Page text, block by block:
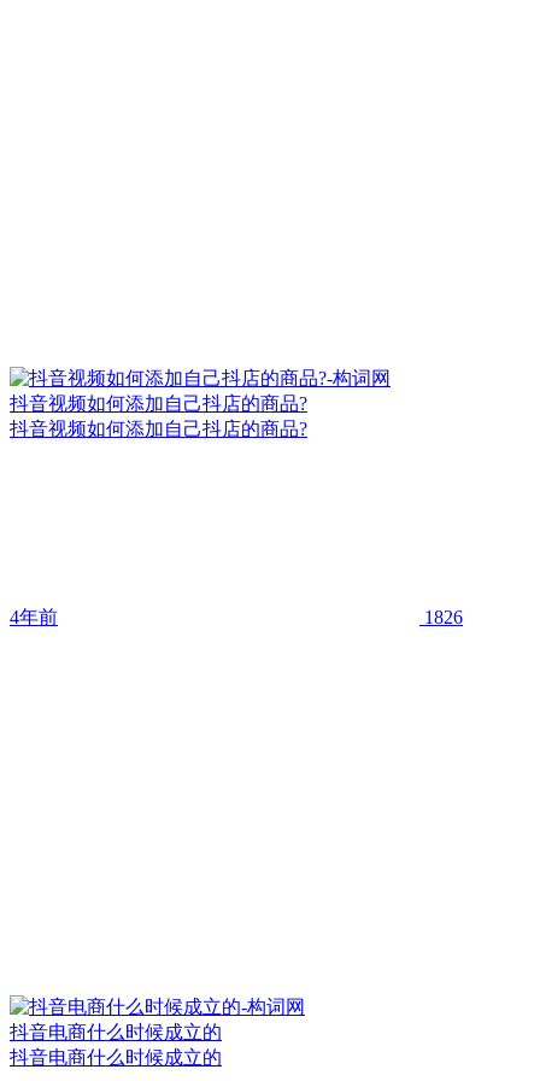
抖音视频如何添加自己抖店的商品?
抖音视频如何添加自己抖店的商品?
4年前 1826
抖音电商什么时候成立的
抖音电商什么时候成立的